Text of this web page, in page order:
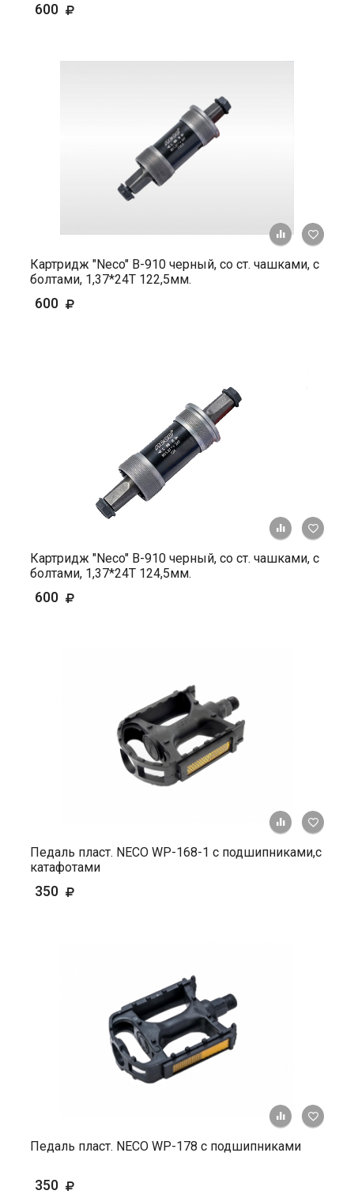
600
+ К
Картридж "Neco" B-910 черный, со ст. чашками, с
болтами, 1,37*24Т 122,5мм.
600
+ К
Картридж "Neco" B-910 черный, со ст. чашками, с
болтами, 1,37*24Т 124,5мм.
600
+ К
Педаль пласт. NECO WP-168-1 с подшипниками,с
катафотами
350
+ К
Педаль пласт. NECO WP-178 с подшипниками
350